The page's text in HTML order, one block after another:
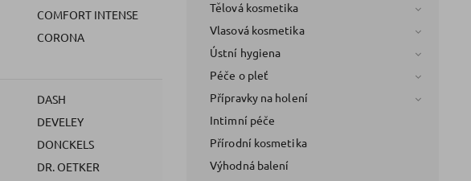
Tělová kosmetika
Vlasová kosmetika
Ústní hygiena
Péče o pleť
Přípravky na holení
Intimní péče
Přírodní kosmetika
Výhodná balení
COMFORT INTENSE
CORONA
DASH
DEVELEY
DONCKELS
DR. OETKER